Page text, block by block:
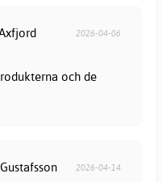
2026-04-06
och de
2026-04-14